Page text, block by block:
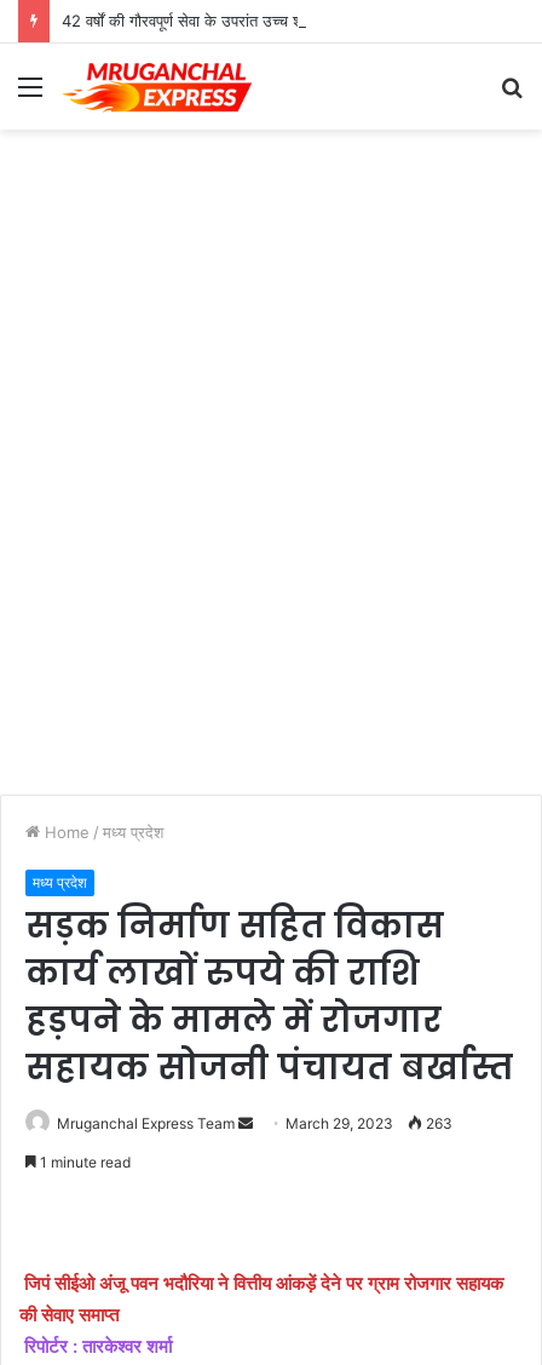
Menu
Home / मध्य प्रदेश
मध्य प्रदेश
सड़क निर्माण सहित विकास
कार्य लाखों रुपये की राशि
हड़पने के मामले में रोजगार
सहायक सोजनी पंचायत बर्खास्त
Mruganchal Express Team
Send March 29, 2023 263
1 minute read
जिपं सीईओ अंजू पवन भदौरिया ने वित्तीय आंकड़ें देने पर ग्राम रोजगार सहायक
की सेवाए समाप्त
रिपोर्टर : तारकेश्वर शर्मा